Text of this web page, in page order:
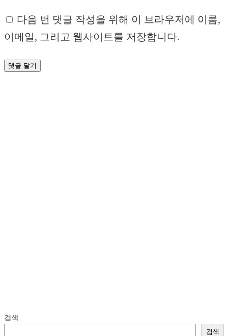
다음 번 댓글 작성을 위해 이 브라우저에 이름,
이메일, 그리고 웹사이트를 저장합니다.
검색
검색